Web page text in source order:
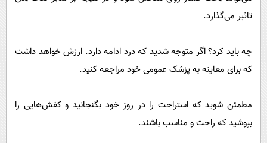
تاثیر می‌گذارد.
چه باید کرد؟ اگر متوجه شدید که درد ادامه دارد. ارزش خواهد داشت
که برای معاینه به پزشک عمومی خود مراجعه کنید.
مطمئن شوید که استراحت را در روز خود بگنجانید و کفش‌هایی را
بپوشید که راحت و مناسب باشند.